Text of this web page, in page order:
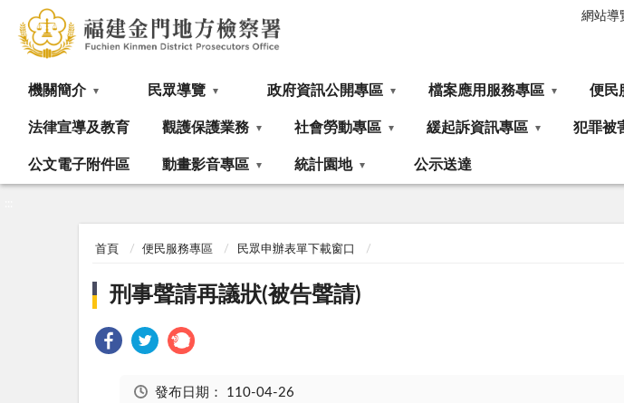
網站導
機關簡介 民眾導覽 政府資訊公開專區 檔案應用服務專區 便民
法律宣導及教育 觀護保護業務 社會勞動專區 緩起訴資訊專區 犯罪被
公文電子附件區 動畫影音專區 統計園地 公示送達
首頁 便民服務專區 民眾申辦表單下載窗口
刑事聲請再議狀(被告聲請)
發布日期： 110-04-26